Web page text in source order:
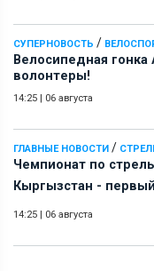
СУПЕРНОВОСТЬ /
Велосипедная
волонтеры!
14:25 | 06 августа
ГЛАВНЫЕ НОВОСТИ /
Чемпионат по
Кыргызстан -
14:25 | 06 августа